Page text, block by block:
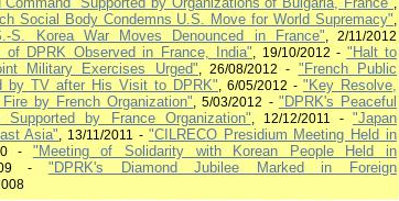
,
Social Body Condemns U.S. Move for World Supremacy",
S. Korea War Moves Denounced in France", 2/11/2012
of DPRK Observed in France, India", 19/10/2012 - "Halt to
Military Exercises Urged", 26/08/2012 - "French Public
by TV after His Visit to DPRK", 6/05/2012 - "Key Resolve,
by French Organization", 5/03/2012 - "DPRK's Peaceful
Supported by France Organization", 12/12/2011 - "Japan
Asia", 13/11/2011 - "CILRECO Presidium Meeting Held in
- "Meeting of Solidarity with Korean People Held in
-
"DPRK's Diamond Jubilee Marked in Foreign